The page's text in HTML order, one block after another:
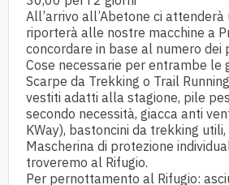
All’arrivo all’Abetone ci attenderà
riporterà alle nostre macchine a
concordare in base al numero dei
Cose necessarie per entrambe le
Scarpe da Trekking o Trail
vestiti adatti alla stagione, pile
secondo necessità, giacca anti
KWay), bastoncini da trekking
Mascherina di protezione
troveremo al Rifugio.
Per pernottamento al Rifugio: